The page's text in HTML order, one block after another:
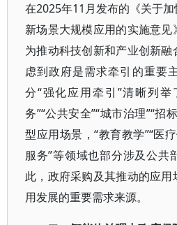
在2025年11月发布的《关于
新场景大规模应用的实施意
为推动科技创新和产业创新
虑到政府是需求牵引的重要
分“强化应用牵引”清晰列举
务”“公共安全”“城市治理”“招
型应用场景，“教育教学”“医
服务”等领域也部分涉及公共
此，政府采购及其推动的应
用发展的重要需求来源。